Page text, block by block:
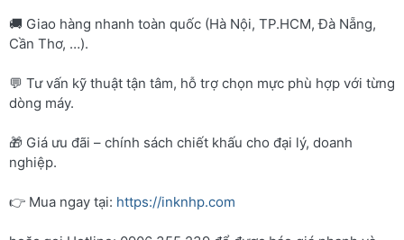
🚚 Giao hàng nhanh toàn quốc (Hà Nội, TP.HCM, Đà Nẵng,
Cần Thơ, …).
💬 Tư vấn kỹ thuật tận tâm, hỗ trợ chọn mực phù hợp với từng
dòng máy.
🎁 Giá ưu đãi – chính sách chiết khấu cho đại lý, doanh
nghiệp.
👉 Mua ngay tại: https://inknhp.com